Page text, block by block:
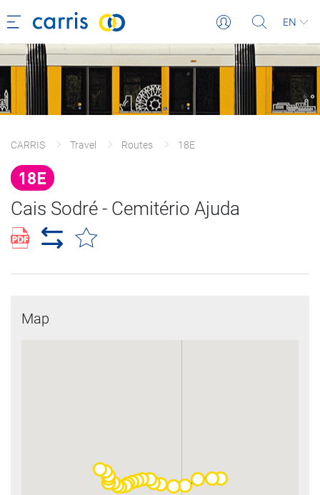
EN
CARRIS Travel Routes 18E
18E
Cais Sodré - Cemitério Ajuda
Map